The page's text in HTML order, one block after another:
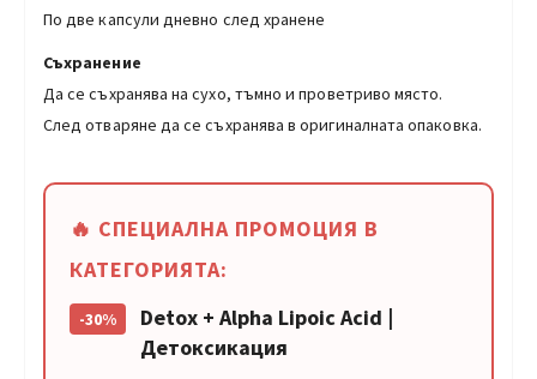
По две капсули дневно след хранене
Съхранение
Да се съхранява на сухо, тъмно и проветриво място.
След отваряне да се съхранява в оригиналната опаковка.
🔥 СПЕЦИАЛНА ПРОМОЦИЯ В
КАТЕГОРИЯТА:
-30%
Detox + Alpha Lipoic Acid |
Детоксикация